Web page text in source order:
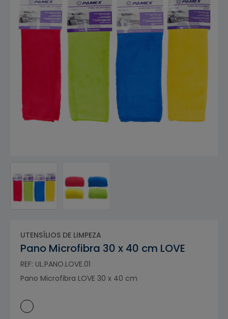
UTENSÍLIOS DE LIMPEZA
Pano Microfibra 30 x 40 cm LOVE
REF: UL.PANO.LOVE.01
Pano Microfibra LOVE 30 x 40 cm